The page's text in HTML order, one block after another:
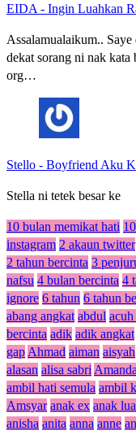
EIDA - Ingin Luahkan
Assalamualaikum.. Saye
dekat sorang ni nak
org…
Stello - Boyfriend Aku
Stella ni tetek besar ke
10 bulan memikat hati
instagram 2 akaun twitter
2 tahun bercinta 3
nafsu 4 bulan bercinta 4
ignore 6 tahun 6 tahun
abang angkat abdul
bercinta adik adik angkat
gap Ahmad aiman aisyah
alasan alisa sabri Amanda
ambil hati semula ambil
Amsyar anak ex anak
anisha anita anna anne